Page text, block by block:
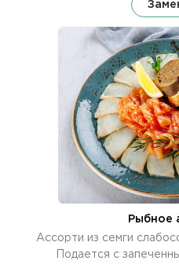
Рыбное
Ассорти из семги
Подается с